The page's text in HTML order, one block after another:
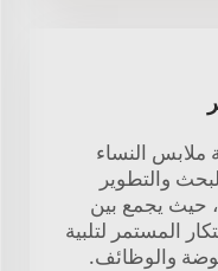
النساء
البحث والتطوير
حيث يجمع بين
المستمر لتلبية
والوظائف.